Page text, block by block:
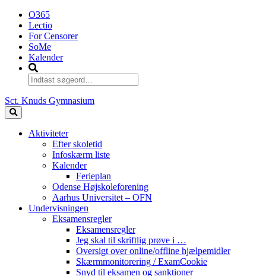
O365
Lectio
For Censorer
SoMe
Kalender
Sct. Knuds Gymnasium
Aktiviteter
Efter skoletid
Infoskærm liste
Kalender
Ferieplan
Odense Højskoleforening
Aarhus Universitet – OFN
Undervisningen
Eksamensregler
Eksamensregler
Jeg skal til skriftlig prøve i …
Oversigt over online/offline hjælpemidler
Skærmmonitorering / ExamCookie
Snyd til eksamen og sanktioner